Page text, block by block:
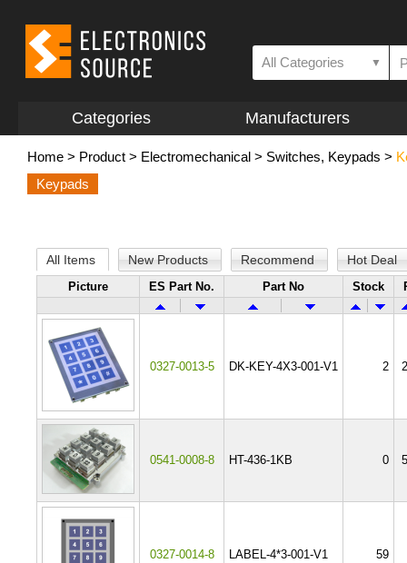
All Categories ▼
Categories Manufacturers
Home > Product > Electromechanical > Switches, Keypads >
Keypads
All Items New Products Recommend Hot Deal
Picture ES Part No. Part No Stock
0327-0013-5 DK-KEY-4X3-001-V1 2
0541-0008-8 HT-436-1KB 0
0327-0014-8 LABEL-4*3-001-V1 59